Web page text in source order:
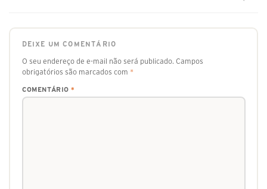
DEIXE UM COMENTÁRIO
O seu endereço de e-mail não será publicado. Campos
obrigatórios são marcados com *
COMENTÁRIO *